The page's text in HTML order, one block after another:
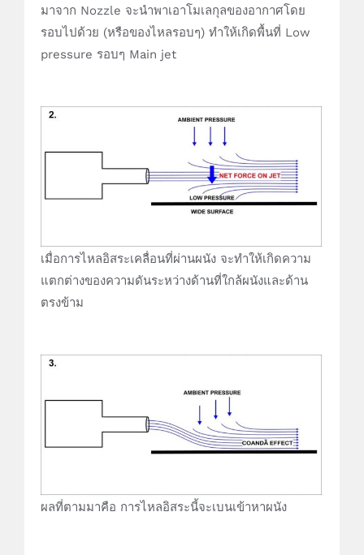
มาจาก Nozzle จะนำพาเอาโมเลกุลของอากาศโดย
รอบไปด้วย (หรือของไหลรอบๆ) ทำให้เกิดพื้นที่ Low
pressure รอบๆ Main jet
เมื่อการไหลอิสระเคลื่อนที่ผ่านผนัง จะทำให้เกิดความ
แตกต่างของความดันระหว่างด้านที่ใกล้ผนังและด้าน
ตรงข้าม
ผลที่ตามมาคือ การไหลอิสระนี้จะเบนเข้าหาผนัง